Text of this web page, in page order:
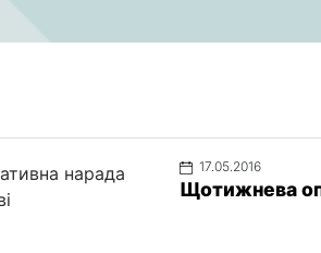
17.05.2016
Щотижнева